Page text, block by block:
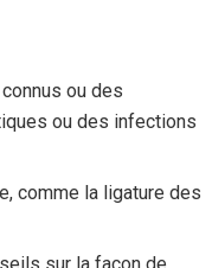
ou des
ou des infections
comme la ligature des
sur la façon de